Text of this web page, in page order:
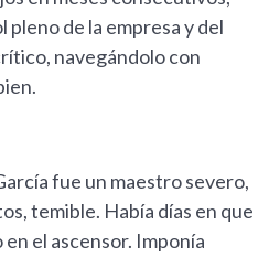
pleno de la empresa y del
navegándolo con
fue un maestro severo,
temible. Había días en que
el ascensor. Imponía